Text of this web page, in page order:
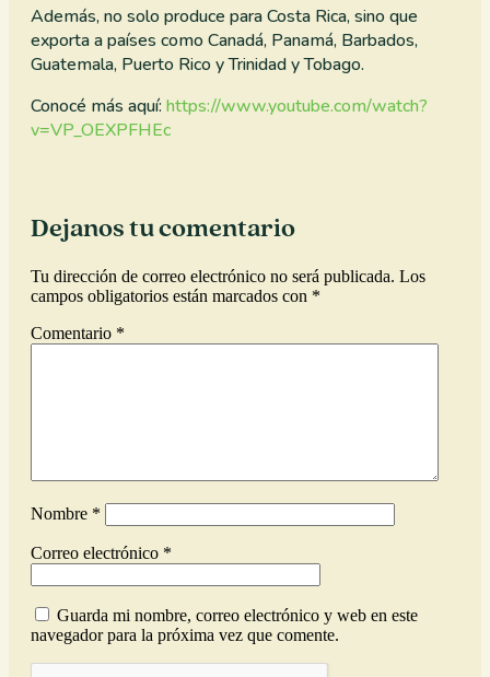
Además, no solo produce para Costa Rica, sino que
exporta a países como Canadá, Panamá, Barbados,
Guatemala, Puerto Rico y Trinidad y Tobago.
Conocé más aquí: https://www.youtube.com/watch?
v=VP_OEXPFHEc
Dejanos tu comentario
Tu dirección de correo electrónico no será publicada. Los
campos obligatorios están marcados con *
Comentario *
Nombre *
Correo electrónico *
Guarda mi nombre, correo electrónico y web en este
navegador para la próxima vez que comente.